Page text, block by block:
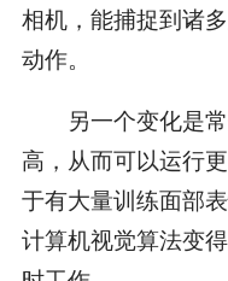
相机，能捕捉到诸
动作。
另一个变化是常
高，从而可以运行
于有大量训练面部
计算机视觉算法变